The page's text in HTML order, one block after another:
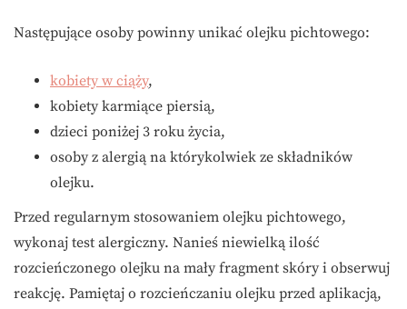
Następujące osoby powinny unikać olejku pichtowego:
kobiety w ciąży,
kobiety karmiące piersią,
dzieci poniżej 3 roku życia,
osoby z alergią na którykolwiek ze składników
olejku.
Przed regularnym stosowaniem olejku pichtowego,
wykonaj test alergiczny. Nanieś niewielką ilość
rozcieńczonego olejku na mały fragment skóry i obserwuj
reakcję. Pamiętaj o rozcieńczaniu olejku przed aplikacją,